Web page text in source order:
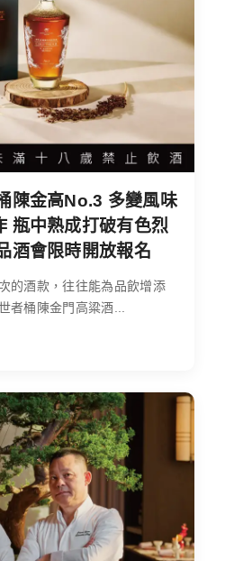
陳金高No.3 多變風味
瓶中熟成打破有色烈
酒會限時開放報名
的酒款，往往能為品飲增添
者桶陳金門高粱酒...